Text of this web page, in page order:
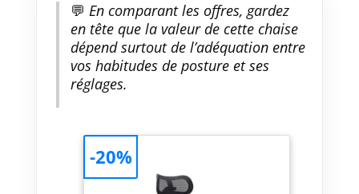
santé. Les accoudoirs 3D de
cette fauteuil de bureau
peuvent être réglés dans trois
directions, ce qui vous permet
de détendre vos bras dans
n'importe quelle position.
ergonomique features an
intelligent weight-sensing
💬 En comparant les offres, gardez
en tête que la valeur de cette chaise
dépend surtout de l’adéquation entre
vos habitudes de posture et ses
réglages.
-20%